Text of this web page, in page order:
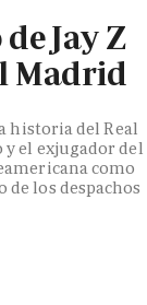
Jay Z
Madrid
historia del Real
el exjugador del
como
de los despachos